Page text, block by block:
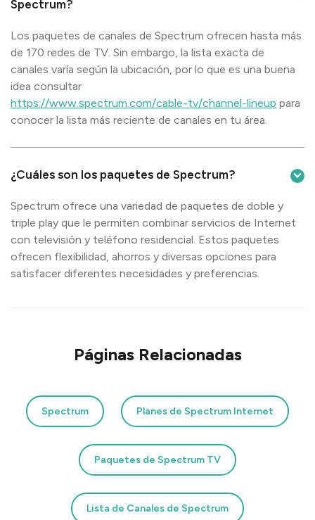
Spectrum?
Los paquetes de canales de Spectrum ofrecen hasta más
de 170 redes de TV. Sin embargo, la lista exacta de
canales varía según la ubicación, por lo que es una buena
idea consultar
https://www.spectrum.com/cable-tv/channel-lineup para
conocer la lista más reciente de canales en tu área.
¿Cuáles son los paquetes de Spectrum?
Spectrum ofrece una variedad de paquetes de doble y
triple play que le permiten combinar servicios de Internet
con televisión y teléfono residencial. Estos paquetes
ofrecen flexibilidad, ahorros y diversas opciones para
satisfacer diferentes necesidades y preferencias.
Páginas Relacionadas
Spectrum Planes de Spectrum Internet
Paquetes de Spectrum TV
Lista de Canales de Spectrum